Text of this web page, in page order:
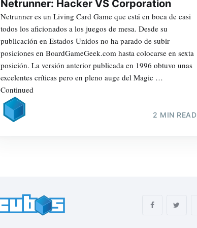
Netrunner: Hacker VS Corporation
Netrunner es un Living Card Game que está en boca de casi
todos los aficionados a los juegos de mesa. Desde su
publicación en Estados Unidos no ha parado de subir
posiciones en BoardGameGeek.com hasta colocarse en sexta
posición. La versión anterior publicada en 1996 obtuvo unas
excelentes críticas pero en pleno auge del Magic …
Continued
2 MIN READ